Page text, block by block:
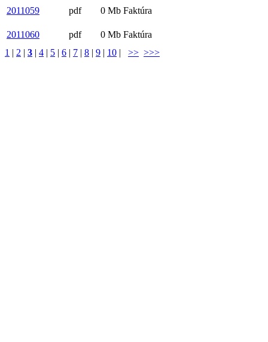
2011059 pdf 0 Mb Faktúra
2011060 pdf 0 Mb Faktúra
1 | 2 | 3 | 4 | 5 | 6 | 7 | 8 | 9 | 10 | >> >>>